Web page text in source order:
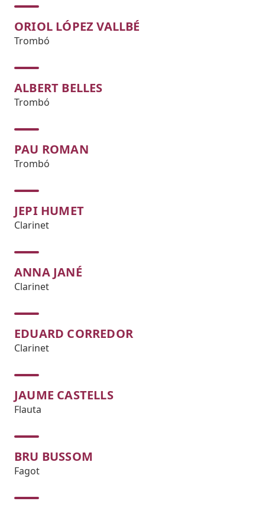
ORIOL LÓPEZ VALLBÉ
Trombó
ALBERT BELLES
Trombó
PAU ROMAN
Trombó
JEPI HUMET
Clarinet
ANNA JANÉ
Clarinet
EDUARD CORREDOR
Clarinet
JAUME CASTELLS
Flauta
BRU BUSSOM
Fagot